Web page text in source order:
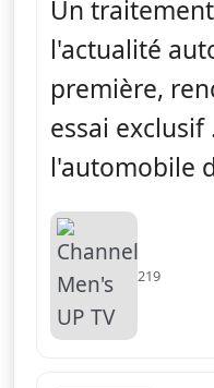
Un
l'actualité
première,
essai
l'automobile
219